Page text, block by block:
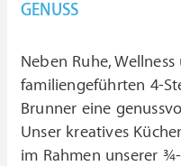
GENUSS
Neben Ruhe,
familiengeführten 4-
Brunner eine
Unser kreatives
im Rahmen unserer